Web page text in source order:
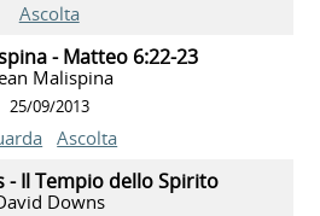
Ascolta
- Matteo 6:22-23
Malispina
25/09/2013
Ascolta
- Il Tempio dello Spirito
Downs